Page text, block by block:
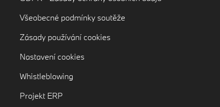
Všeobecné podmínky soutěže
Zásady používání cookies
Nastavení cookies
Whistleblowing
Projekt ERP